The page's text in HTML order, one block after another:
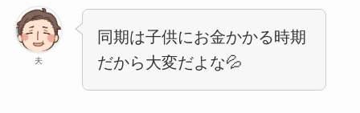
夫
同期は子供にお金かかる時期
だから大変だよな💦